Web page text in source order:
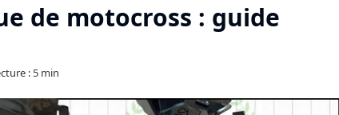
de motocross : guide
: 5 min